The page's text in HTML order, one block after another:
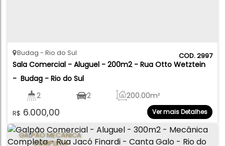
2997
Sala Comercial - Aluguel - 200m2 - Rua Otto Wetztein
-  Budag - Rio do Sul
R$ 6.000,00
Budag Rio do Sul
2 200.00m²
2
Ver mais Detalhes
GALPÃO MECÂNICA
COMPLETA